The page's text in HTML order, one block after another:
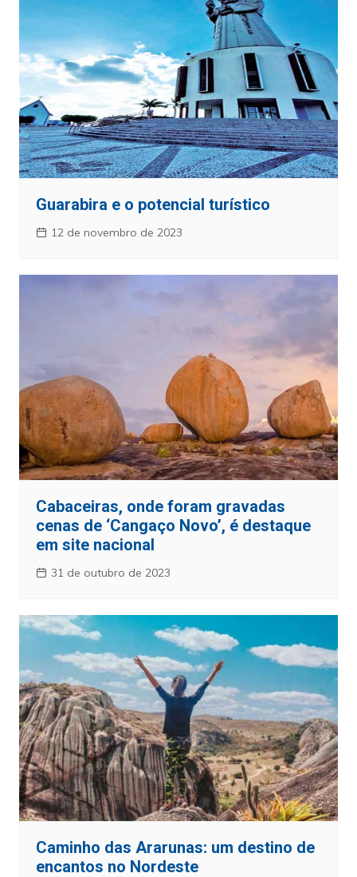
Guarabira e o potencial turístico
12 de novembro de 2023
Cabaceiras, onde foram gravadas
cenas de ‘Cangaço Novo’, é destaque
em site nacional
31 de outubro de 2023
Caminho das Ararunas: um destino de
encantos no Nordeste